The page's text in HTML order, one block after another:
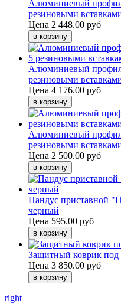
Алюминиевый
резиновыми
Цена 2 448.00 руб
Алюминиевый
резиновыми
Цена 4 176.00 руб
Алюминиевый
резиновыми
Цена 2 500.00 руб
Пандус приставной
черный
Цена 595.00 руб
Защитный коврик под
Цена 3 850.00 руб
right